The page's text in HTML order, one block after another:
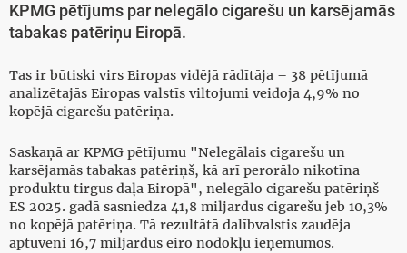
KPMG pētījums par nelegālo cigarešu un karsējamās
tabakas patēriņu Eiropā.
Tas ir būtiski virs Eiropas vidējā rādītāja – 38 pētījumā
analizētajās Eiropas valstīs viltojumi veidoja 4,9% no
kopējā cigarešu patēriņa.
Saskaņā ar KPMG pētījumu "Nelegālais cigarešu un
karsējamās tabakas patēriņš, kā arī perorālo nikotīna
produktu tirgus daļa Eiropā", nelegālo cigarešu patēriņš
ES 2025. gadā sasniedza 41,8 miljardus cigarešu jeb 10,3%
no kopējā patēriņa. Tā rezultātā dalībvalstis zaudēja
aptuveni 16,7 miljardus eiro nodokļu ieņēmumos.